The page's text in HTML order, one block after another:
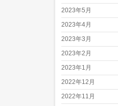
2023年5月
2023年4月
2023年3月
2023年2月
2023年1月
2022年12月
2022年11月